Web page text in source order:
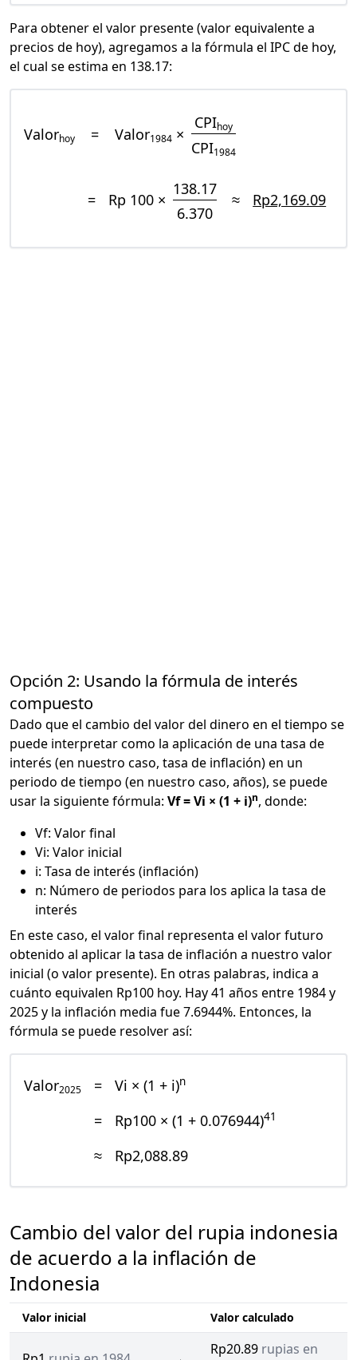
Para obtener el valor presente (valor equivalente a
precios de hoy), agregamos a la fórmula el IPC de hoy,
el cual se estima en 138.17:
Valorhoy = Valor1984 ×
CPIhoy
CPI1984
= Rp 100 ×
138.17
6.370
≈ Rp2,169.09
Opción 2: Usando la fórmula de interés
compuesto
Dado que el cambio del valor del dinero en el tiempo se
puede interpretar como la aplicación de una tasa de
interés (en nuestro caso, tasa de inflación) en un
periodo de tiempo (en nuestro caso, años), se puede
usar la siguiente fórmula: Vf = Vi × (1 + i)n, donde:
Vf: Valor final
Vi: Valor inicial
i: Tasa de interés (inflación)
n: Número de periodos para los aplica la tasa de
interés
En este caso, el valor final representa el valor futuro
obtenido al aplicar la tasa de inflación a nuestro valor
inicial (o valor presente). En otras palabras, indica a
cuánto equivalen Rp100 hoy. Hay 41 años entre 1984 y
2025 y la inflación media fue 7.6944%. Entonces, la
fórmula se puede resolver así:
Valor2025 = Vi × (1 + i)n
= Rp100 × (1 + 0.076944)41
≈ Rp2,088.89
Cambio del valor del rupia indonesia
de acuerdo a la inflación de
Indonesia
Valor inicial Valor calculado
Rp20.89 rupias en